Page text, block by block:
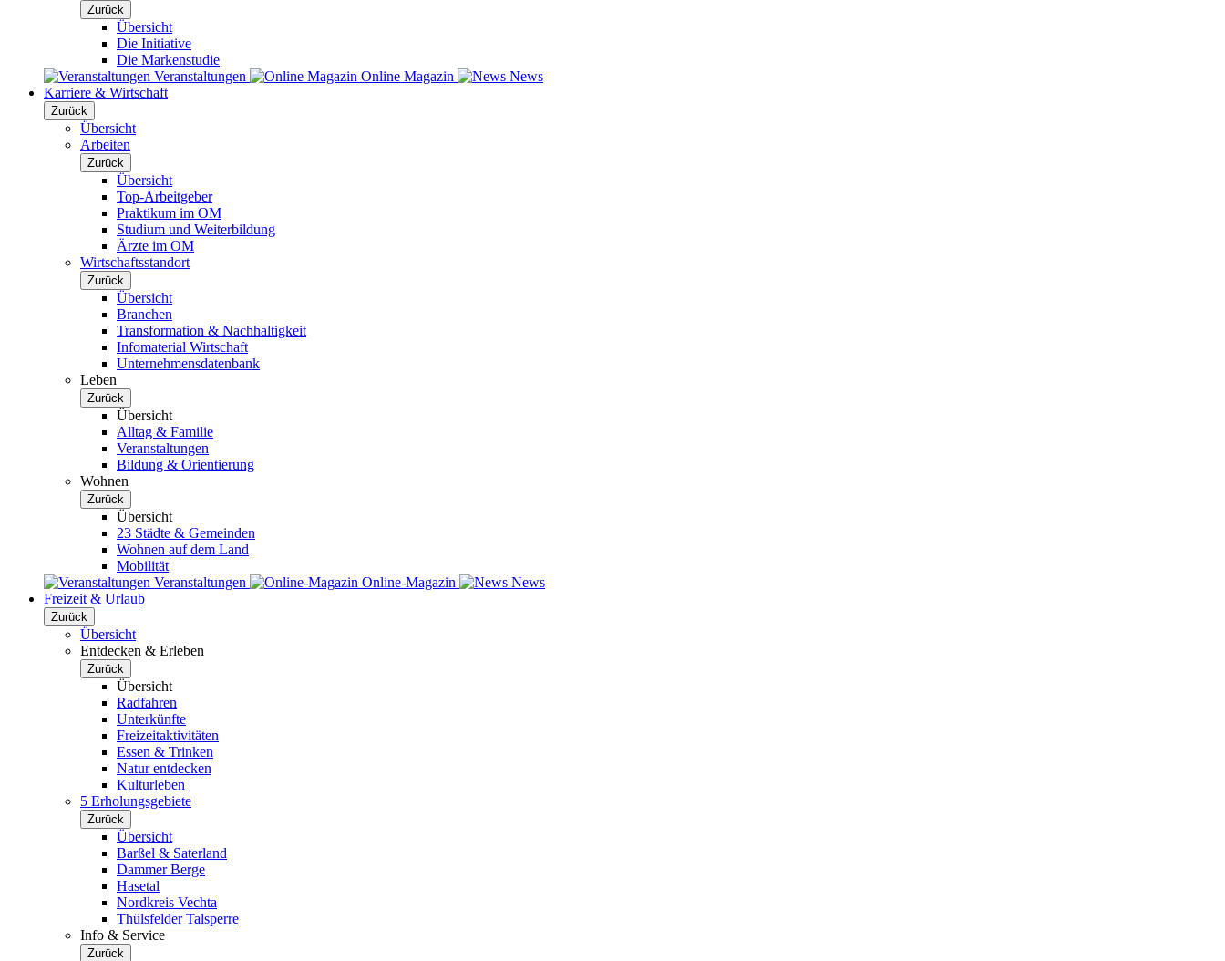
Zurück
Übersicht
Die Initiative
Die Markenstudie
Veranstaltungen
Online Magazin
News
Karriere & Wirtschaft
Zurück
Übersicht
Arbeiten
Zurück
Übersicht
Top-Arbeitgeber
Praktikum im OM
Studium und Weiterbildung
Ärzte im OM
Wirtschaftsstandort
Zurück
Übersicht
Branchen
Transformation & Nachhaltigkeit
Infomaterial Wirtschaft
Unternehmensdatenbank
Leben
Zurück
Übersicht
Alltag & Familie
Veranstaltungen
Bildung & Orientierung
Wohnen
Zurück
Übersicht
23 Städte & Gemeinden
Wohnen auf dem Land
Mobilität
Veranstaltungen
Online-Magazin
News
Freizeit & Urlaub
Zurück
Übersicht
Entdecken & Erleben
Zurück
Übersicht
Radfahren
Unterkünfte
Freizeitaktivitäten
Essen & Trinken
Natur entdecken
Kulturleben
5 Erholungsgebiete
Zurück
Übersicht
Barßel & Saterland
Dammer Berge
Hasetal
Nordkreis Vechta
Thülsfelder Talsperre
Info & Service
Zurück